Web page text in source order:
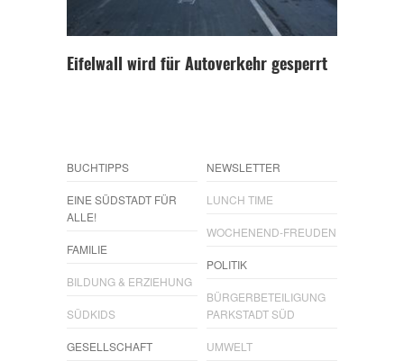
Eifelwall wird für Autoverkehr gesperrt
BUCHTIPPS
EINE SÜDSTADT FÜR
ALLE!
FAMILIE
BILDUNG & ERZIEHUNG
SÜDKIDS
GESELLSCHAFT
NEWSLETTER
LUNCH TIME
WOCHENEND-FREUDEN
POLITIK
BÜRGERBETEILIGUNG
PARKSTADT SÜD
UMWELT